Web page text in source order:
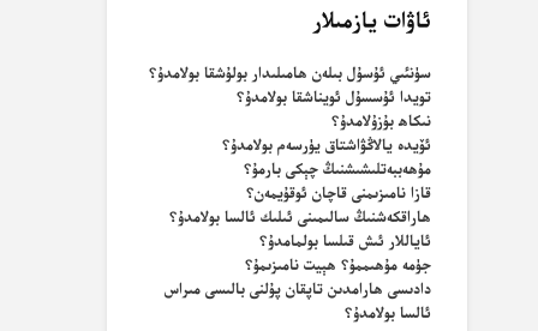
ئاۋات يازمىلار
سۈنئىي ئۇسۇل بىلەن ھامىلىدار بولۇشقا بولامدۇ؟
تويدا ئۇسسۇل ئويناشقا بولامدۇ؟
نىكاھ بۇزۇلامدۇ؟
ئۆيدە يالاڭۋاشتاق يۈرسەم بولامدۇ؟
مۇھەببەتلىشىشنىڭ چېكى بارمۇ؟
قازا نامىزىمنى قاچان ئوقۇيمەن؟
ھاراقكەشنىڭ سالىمىنى ئىلىك ئالسا بولامدۇ؟
ئاياللار ئىش قىلسا بولمامدۇ؟
جۈمە مۇھىممۇ؟ ھېيت نامىزىمۇ؟
دادىسى ھارامدىن تاپقان پۇلنى بالىسى مىراس
ئالسا بولامدۇ؟